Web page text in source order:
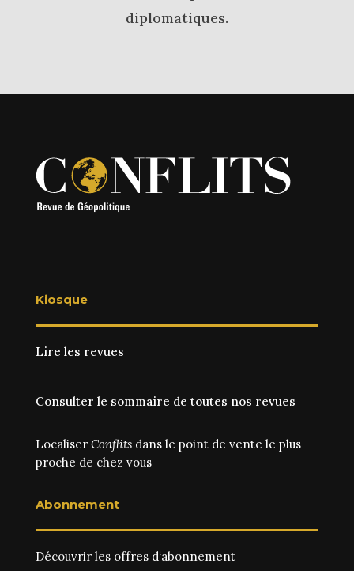
diplomatiques.
Kiosque
Lire les revues
Consulter le sommaire de toutes nos revues
Localiser Conflitsdans le point de vente le plus
proche de chez vous
Abonnement
Découvrir les offres d‘abonnement